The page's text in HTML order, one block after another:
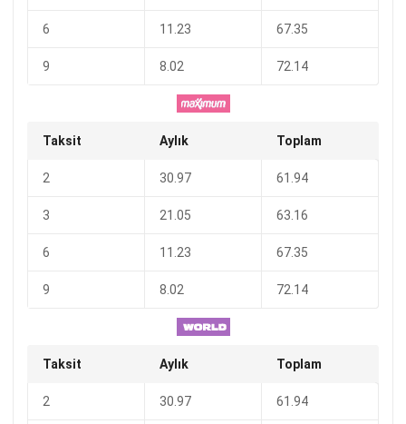
6 11.23 67.35
9 8.02 72.14
Taksit Aylık Toplam
2 30.97 61.94
3 21.05 63.16
6 11.23 67.35
9 8.02 72.14
Taksit Aylık Toplam
2 30.97 61.94